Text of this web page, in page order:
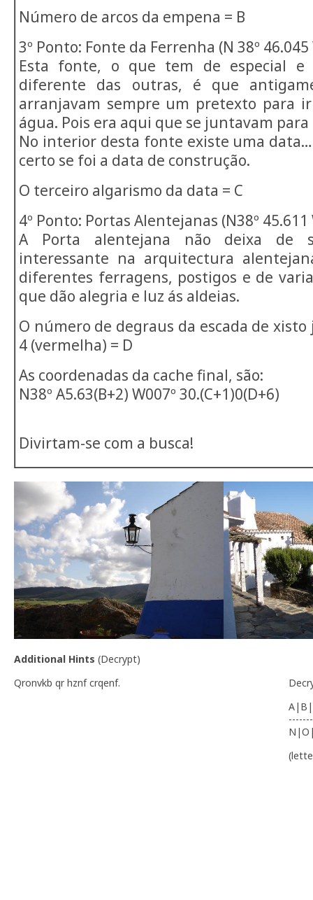
Número de arcos da empena = B
3º Ponto: Fonte da Ferrenha (N 38º 46.045
Esta fonte, o que tem de especial
diferente das outras, é que
arranjavam sempre um pretexto para
água. Pois era aqui que se juntavam
No interior desta fonte existe uma
certo se foi a data de construção.
O terceiro algarismo da data = C
4º Ponto: Portas Alentejanas (N38º 45.611
A Porta alentejana não deixa de
interessante na arquitectura
diferentes ferragens, postigos e de
que dão alegria e luz ás aldeias.
O número de degraus da escada de
4 (vermelha) = D
As coordenadas da cache final, são:
N38º A5.63(B+2) W007º 30.(C+1)0(D+6)
Divirtam-se com a busca!
Additional Hints (Decrypt)
Qronvkb qr hznf crqenf.